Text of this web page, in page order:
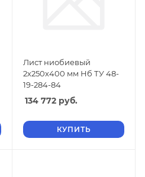
Лист ниобиевый
2х250х400 мм Нб ТУ 48-
19-284-84
134 772 руб.
КУПИТЬ